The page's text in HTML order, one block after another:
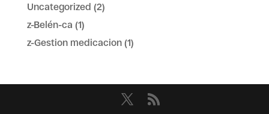
Uncategorized (2)
z-Belén-ca (1)
z-Gestion medicacion(1)